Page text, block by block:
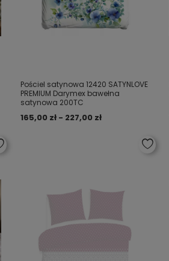
Pościel satynowa 12420 SATYNLOVE
PREMIUM Darymex bawełna
satynowa 200TC
165,00 zł - 227,00 zł